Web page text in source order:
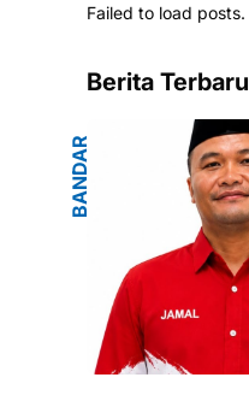
Failed to load posts.
Berita Terbaru
B
A
N
D
A
R
L
A
M
P
U
N